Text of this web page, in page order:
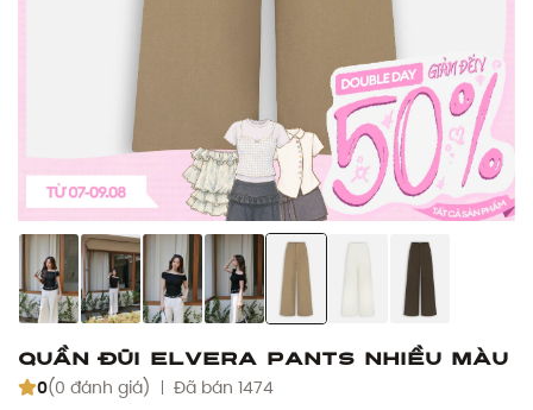
Quần đũi Elvera Pants nhiều màu
0(0 đánh giá) Đã bán 1474